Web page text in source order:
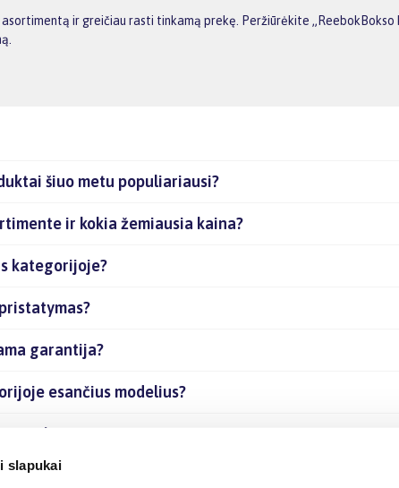
slapukai
ir greičiau rasti tinkamą prekę. Peržiūrėkite „ReebokBokso
šiuo metu populiariausi?
ir kokia žemiausia kaina?
kategorijoje?
garantija?
esančius modelius?
prekes internetu?